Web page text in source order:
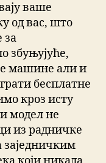
ваше
од вас, што
за
збуњујуће,
машине али и
бесплатне
кроз исту
модел не
из радничке
заједничким